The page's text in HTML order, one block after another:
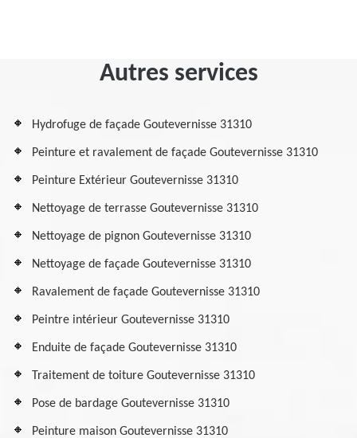
Autres services
Hydrofuge de façade Goutevernisse 31310
Peinture et ravalement de façade Goutevernisse 31310
Peinture Extérieur Goutevernisse 31310
Nettoyage de terrasse Goutevernisse 31310
Nettoyage de pignon Goutevernisse 31310
Nettoyage de façade Goutevernisse 31310
Ravalement de façade Goutevernisse 31310
Peintre intérieur Goutevernisse 31310
Enduite de façade Goutevernisse 31310
Traitement de toiture Goutevernisse 31310
Pose de bardage Goutevernisse 31310
Peinture maison Goutevernisse 31310